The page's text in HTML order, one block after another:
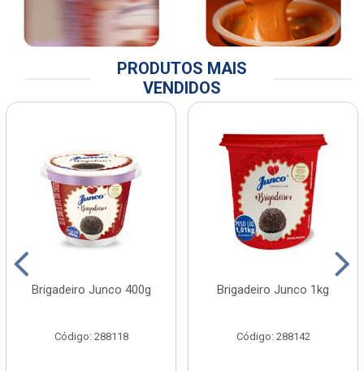
PRODUTOS MAIS
VENDIDOS
Brigadeiro Junco 400g
Código: 288118
Brigadeiro Junco 1kg
Código: 288142